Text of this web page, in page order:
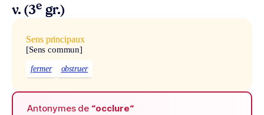
v. (3e gr.)
Sens principaux
[Sens commun]
fermer obstruer
Antonymes de “occlure“